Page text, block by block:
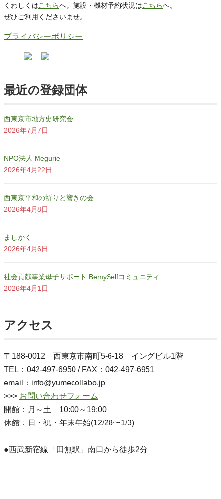
くわしくはこちらへ。施設・機材予約状況はこちらへ。
ぜひご利用くださいませ。
プライバシーポリシー
最近の登録団体
西東京市地方史研究会
2026年7月7日
NPO法人 Megurie
2026年4月22日
西東京平和の祈りと響きの会
2026年4月8日
ましかく
2026年4月6日
社会貢献事業母子サポート BemySelfコミュニティ
2026年4月1日
アクセス
〒188-0012 西東京市南町5-6-18 イングビル1階
TEL：042-497-6950 / FAX：042-497-6951
email：info@yumecollabo.jp
>>> お問い合わせフォーム
開館：月～土 10:00～19:00
休館：日・祝・年末年始(12/28〜1/3)
●西武新宿線「田無駅」南口から徒歩2分